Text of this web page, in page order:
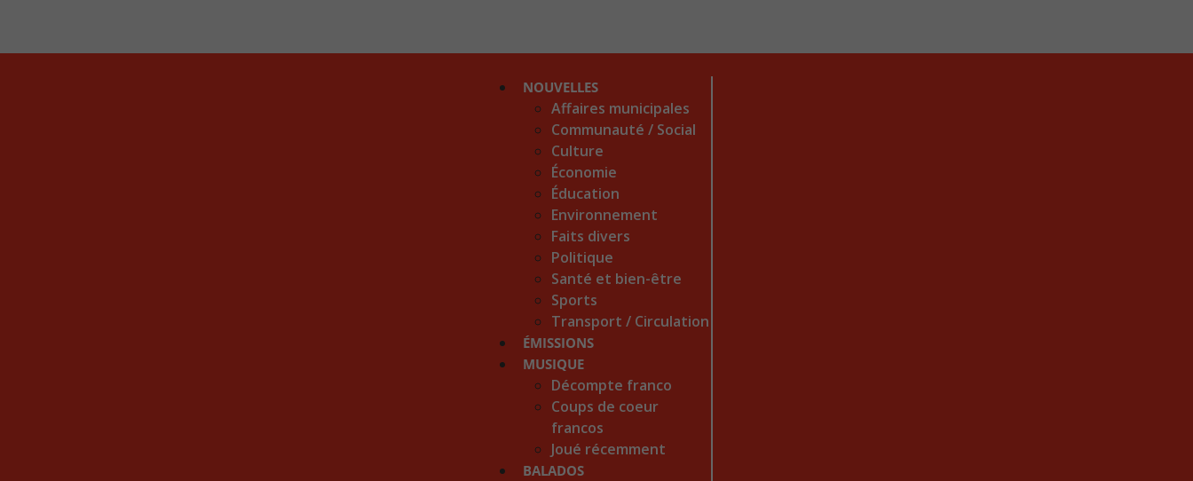
NOUVELLES
Affaires municipales
Communauté / Social
Culture
Économie
Éducation
Environnement
Faits divers
Politique
Santé et bien-être
Sports
Transport / Circulation
ÉMISSIONS
MUSIQUE
Décompte franco
Coups de coeur
francos
Joué récemment
BALADOS